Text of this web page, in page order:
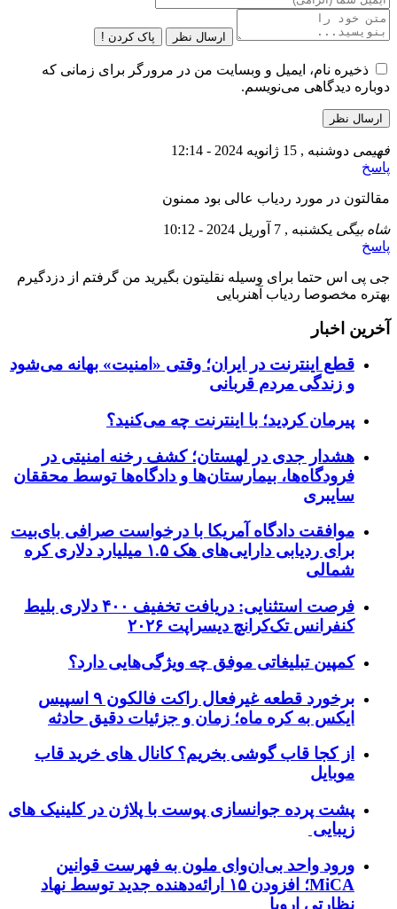
ارسال نظر پاک کردن !
ذخیره نام، ایمیل و وبسایت من در مرورگر برای زمانی که
دوباره دیدگاهی می‌نویسم.
فهیمی دوشنبه , 15 ژانویه 2024 - 12:14
پاسخ
مقالتون در مورد ردیاب عالی بود ممنون
شاه بیگی یکشنبه , 7 آوریل 2024 - 10:12
پاسخ
جی پی اس حتما برای وسیله نقلیتون بگیرید من گرفتم از دزدگیرم
بهتره مخصوصا ردیاب آهنربایی
آخرین اخبار
قطع اینترنت در ایران؛ وقتی «امنیت» بهانه می‌شود
و زندگی مردم قربانی
پیرمان کردید؛ با اینترنت چه می‌کنید؟
هشدار جدی در لهستان؛ کشف رخنه امنیتی در
فرودگاه‌ها، بیمارستان‌ها و دادگاه‌ها توسط محققان
سایبری
موافقت دادگاه آمریکا با درخواست صرافی بای‌بیت
برای ردیابی دارایی‌های هک ۱.۵ میلیارد دلاری کره
شمالی
فرصت استثنایی: دریافت تخفیف ۴۰۰ دلاری بلیط
کنفرانس تک‌کرانچ دیسراپت ۲۰۲۶
کمپین تبلیغاتی موفق چه ویژگی‌هایی دارد؟
برخورد قطعه غیرفعال راکت فالکون ۹ اسپیس
ایکس به کره ماه؛ زمان و جزئیات دقیق حادثه
از کجا قاب گوشی بخریم؟ کانال های خرید قاب
موبایل
پشت پرده جوانسازی پوست با پلاژن در کلینیک های
زیبایی
ورود واحد بی‌ان‌وای ملون به فهرست قوانین
MiCA؛ افزودن ۱۵ ارائه‌دهنده جدید توسط نهاد
نظارتی اروپا